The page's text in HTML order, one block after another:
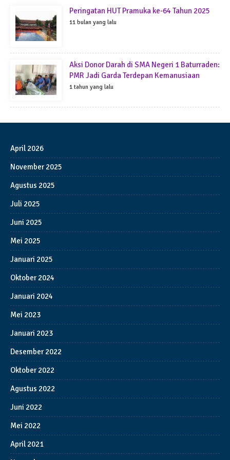
Peringatan HUT Pramuka ke-64 Tahun 2025
11 bulan yang lalu
Aksi Donor Darah di SMA Negeri 1 Baturraden:
PMR Jadi Garda Terdepan Kemanusiaan
1 tahun yang lalu
April 2026
November 2025
Agustus 2025
Juli 2025
Juni 2025
Mei 2025
Januari 2025
Oktober 2024
Januari 2024
Mei 2023
Januari 2023
Desember 2022
Oktober 2022
Agustus 2022
Juni 2022
Mei 2022
April 2021